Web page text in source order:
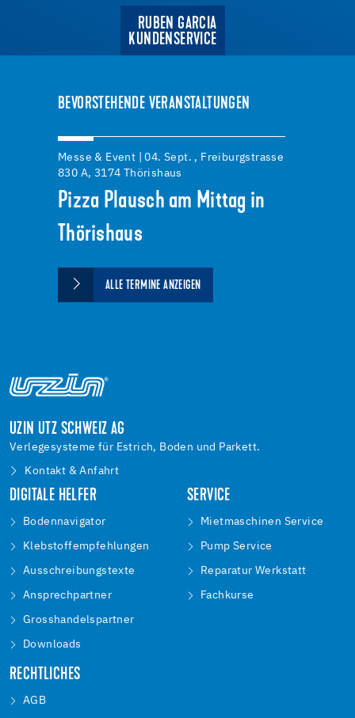
RUBEN GARCIA
KUNDENSERVICE
BEVORSTEHENDE VERANSTALTUNGEN
Messe & Event | 04. Sept. , Freiburgstrasse
830 A, 3174 Thörishaus
Pizza Plausch am Mittag in
Thörishaus
ALLE TERMINE ANZEIGEN
UZIN UTZ SCHWEIZ AG
Verlegesysteme für Estrich, Boden und Parkett.
Kontakt & Anfahrt
DIGITALE HELFER
Bodennavigator
Klebstoffempfehlungen
Ausschreibungstexte
Ansprechpartner
Grosshandelspartner
Downloads
SERVICE
Mietmaschinen Service
Pump Service
Reparatur Werkstatt
Fachkurse
RECHTLICHES
AGB